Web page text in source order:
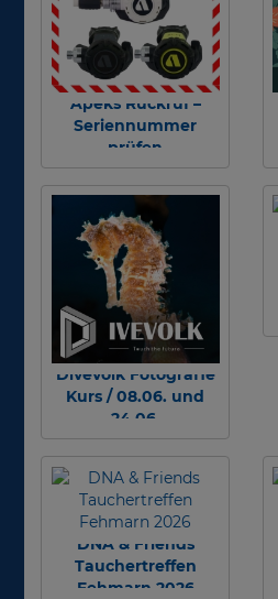
Apeks Rückruf –
Seriennummer
prüfen
Divevolk Fotografie
Kurs / 08.06. und
24.06.
DNA & Friends
Tauchertreffen
Fehmarn 2026